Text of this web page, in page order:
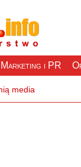
Marketing i PR